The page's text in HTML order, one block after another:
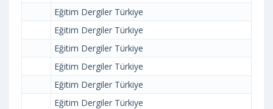
Eğitim Dergiler Türkiye
Eğitim Dergiler Türkiye
Eğitim Dergiler Türkiye
Eğitim Dergiler Türkiye
Eğitim Dergiler Türkiye
Eğitim Dergiler Türkiye